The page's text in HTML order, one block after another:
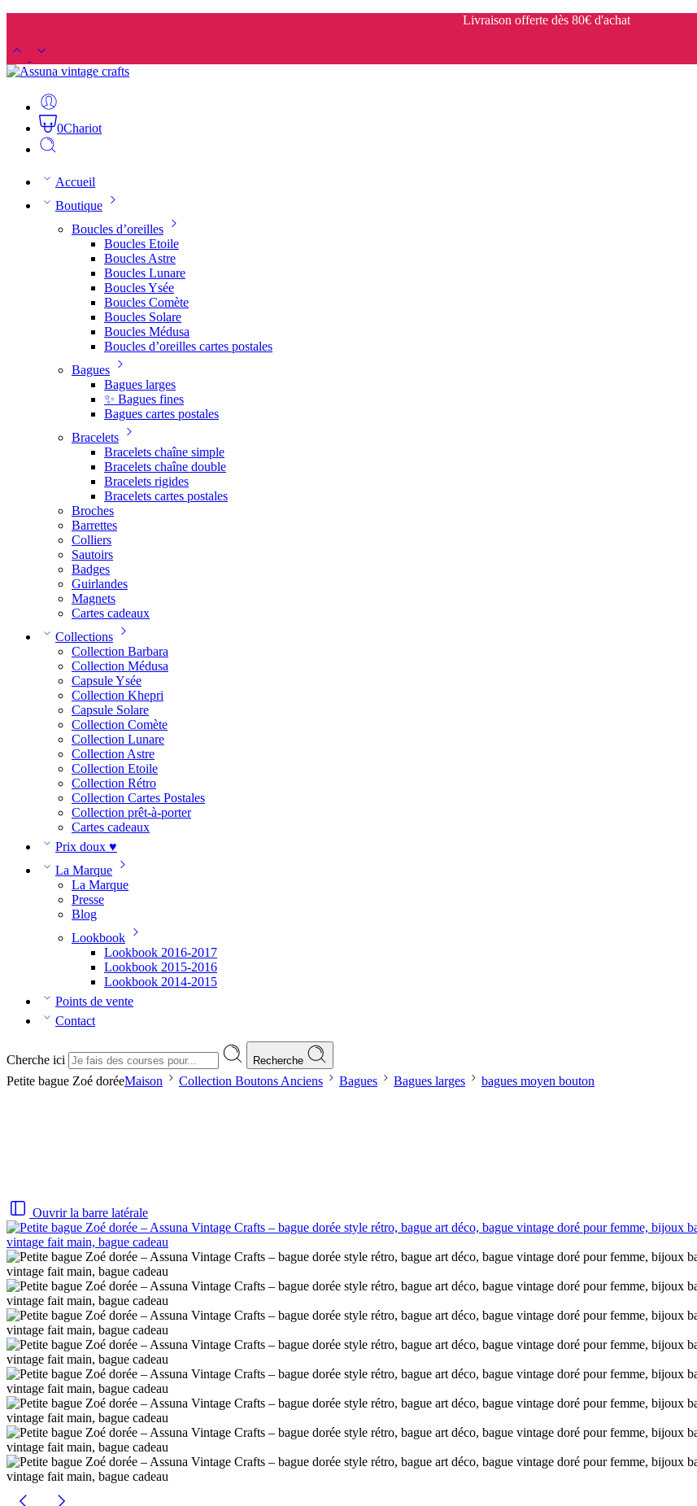
Livraison offerte dès 80€ d'achat
0Chariot
Accueil
Boutique
Boucles d’oreilles
Boucles Etoile
Boucles Astre
Boucles Lunare
Boucles Ysée
Boucles Comète
Boucles Solare
Boucles Médusa
Boucles d’oreilles cartes postales
Bagues
Bagues larges
✨ Bagues fines
Bagues cartes postales
Bracelets
Bracelets chaîne simple
Bracelets chaîne double
Bracelets rigides
Bracelets cartes postales
Broches
Barrettes
Colliers
Sautoirs
Badges
Guirlandes
Magnets
Cartes cadeaux
Collections
Collection Barbara
Collection Médusa
Capsule Ysée
Collection Khepri
Capsule Solare
Collection Comète
Collection Lunare
Collection Astre
Collection Etoile
Collection Rétro
Collection Cartes Postales
Collection prêt-à-porter
Cartes cadeaux
Prix doux ♥
La Marque
La Marque
Presse
Blog
Lookbook
Lookbook 2016-2017
Lookbook 2015-2016
Lookbook 2014-2015
Points de vente
Contact
Cherche ici Recherche
Petite bague Zoé doréeMaison Collection Boutons Anciens Bagues Bagues larges bagues moyen bouton
Ouvrir la barre latérale